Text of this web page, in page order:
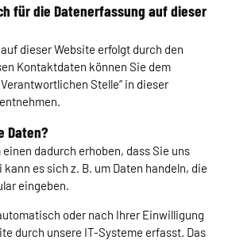
für die Datenerfassung auf dieser
dieser Website erfolgt durch den
Kontaktdaten können Sie dem
Stelle“ in dieser
Daten?
dadurch erhoben, dass Sie uns
es sich z. B. um Daten handeln, die
eingeben.
oder nach Ihrer Einwilligung
durch unsere IT-Systeme erfasst. Das